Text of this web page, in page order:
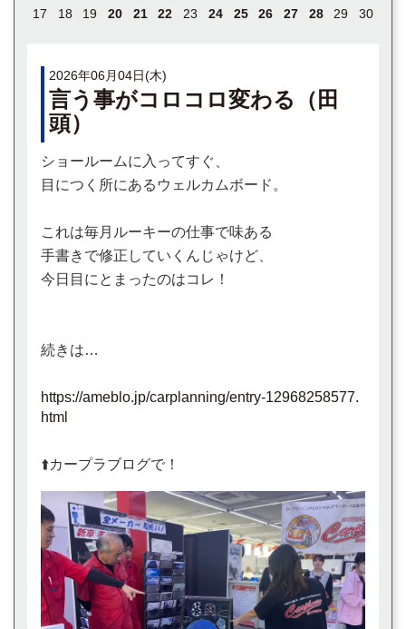
17
18 19 20 21 22 23 24 25 26 27 28 29 30
2026年06月04日(木)
言う事がコロコロ変わる（田
頭）
ショールームに入ってすぐ、
目につく所にあるウェルカムボード。
これは毎月ルーキーの仕事で味ある
手書きで修正していくんじゃけど、
今日目にとまったのはコレ！
続きは…
https://ameblo.jp/carplanning/entry-12968258577.
html
⬆️カープラブログで！